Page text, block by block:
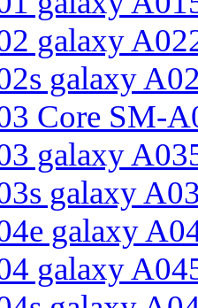
galaxy
galaxy
Core SM-
galaxy
galaxy
galaxy
galaxy